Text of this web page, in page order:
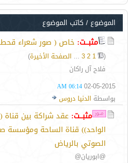
الموضوع / كاتب الموضوع
مثبــت: خاص ( صور شعراء
(
1
2
3
... الصفحة الأخيرة)
فلاح آل راكان
02-05-2015
06:14 AM
بواسطة الدنيا دروس
مثبــت: عقد شراكة بين قناة
الواحد)) قناة الساحة ومؤسسة
الصوتي بالرياض
@ابوريان@